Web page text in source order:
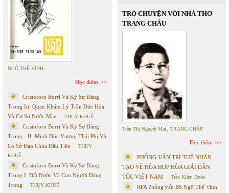
NGÔ THẾ VINH
Đọc thêm
Cristoforo Borri Và Ký Sự Đàng
Trong Iii. Quan Khám Lý Trần Đức Hòa
Và Cơ Sở Nước Mặn
THỤY KHUÊ
Cristoforo Borri Và Ký Sự Đàng
Trong - II. Minh Đức Vương Thái Phi Và
Cơ Sở Đạo Chúa Đầu Tiên
THỤY
KHUÊ
Cristoforo Borri Và Ký Sự Đàng
Trong I. Đất Nước Và Con Người Đàng
Trong
THỤY KHUÊ
TRÒ CHUYỆN VỚI NHÀ THƠ
TRANG CHÂU
Trần Thị Nguyệt Mai TRANG CHÂU
Đọc thêm
PHỎNG VẤN TRÍ TUỆ NHÂN
TẠO VỀ HÒA HỢP HÒA GIẢI DÂN
TỘC VIỆT NAM
Trần Kiêm Đoàn
RFA Phỏng vấn BS Ngô Thế Vinh